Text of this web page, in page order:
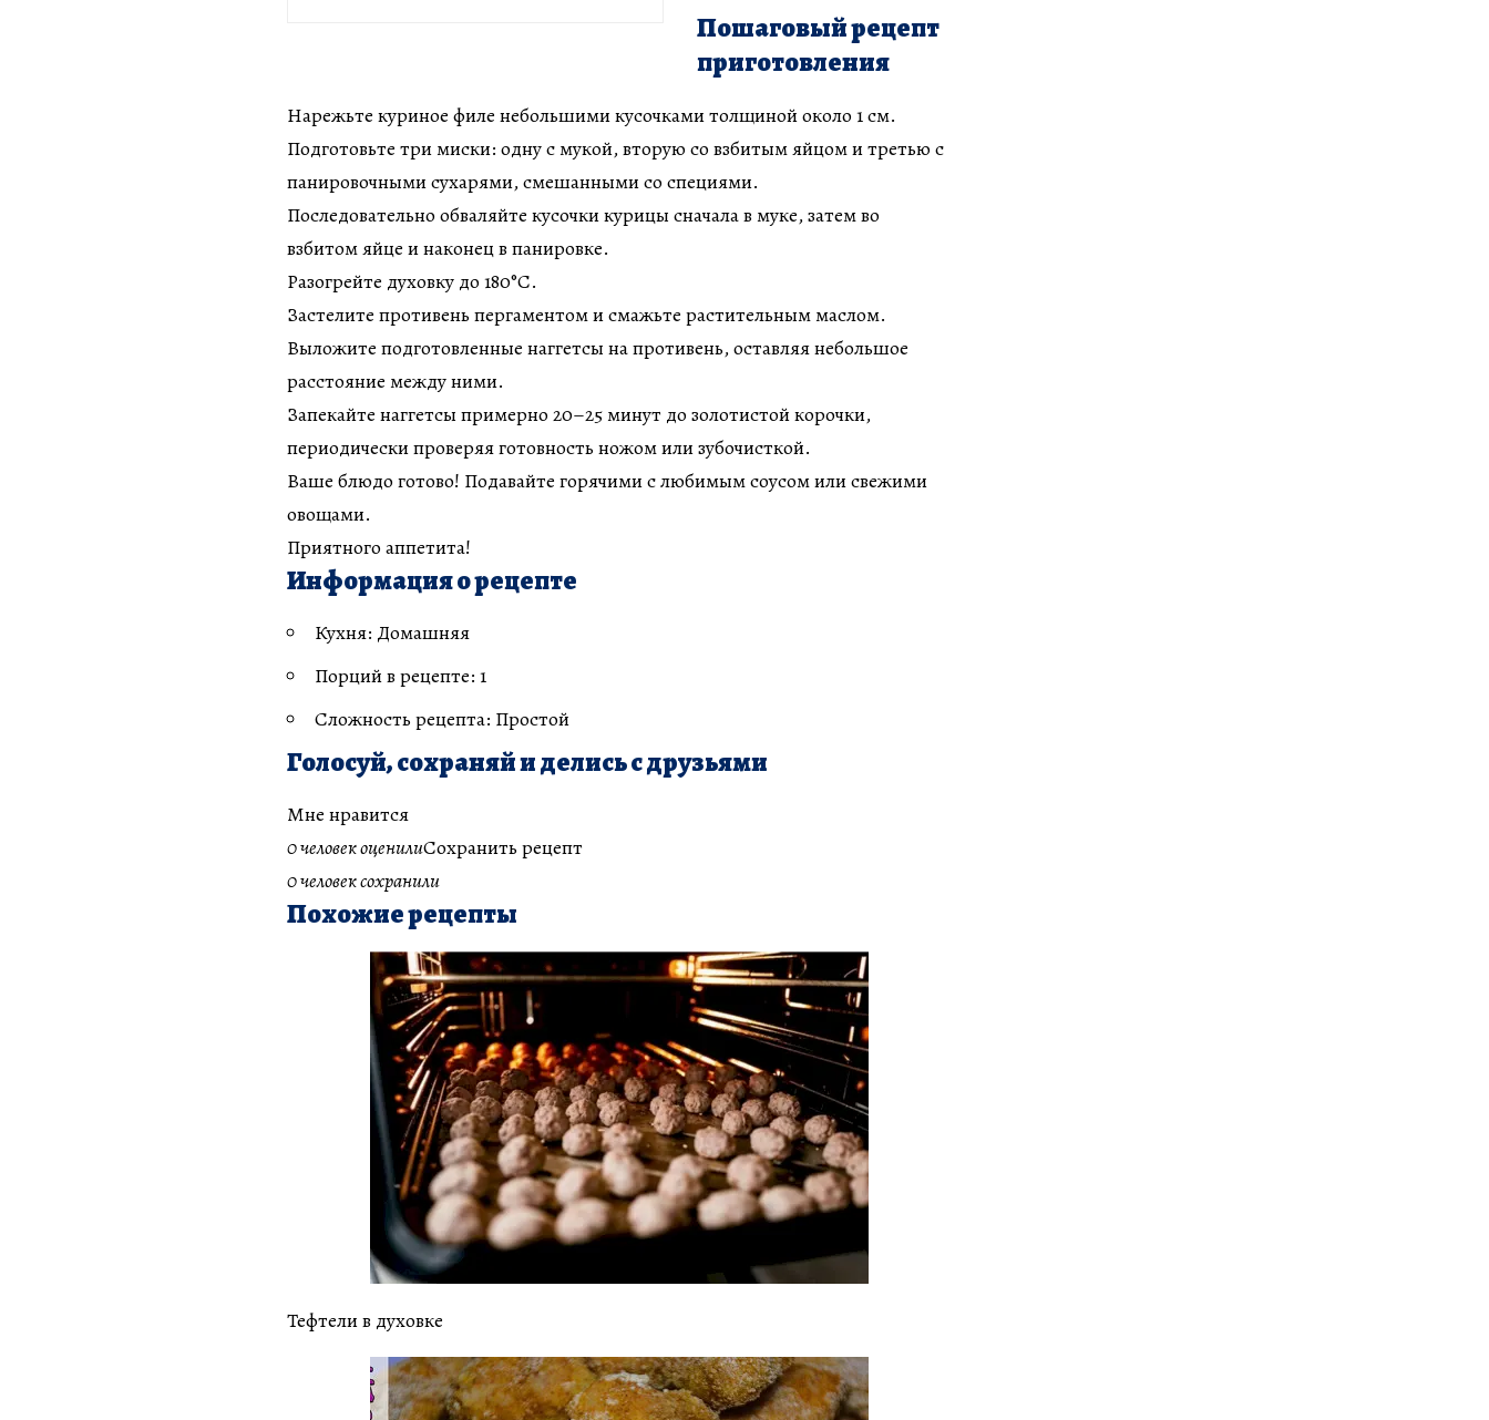
Пошаговый рецепт
приготовления
Нарежьте куриное филе небольшими кусочками толщиной около 1 см.
Подготовьте три миски: одну с мукой, вторую со взбитым яйцом и третью с
панировочными сухарями, смешанными со специями.
Последовательно обваляйте кусочки курицы сначала в муке, затем во
взбитом яйце и наконец в панировке.
Разогрейте духовку до 180°C.
Застелите противень пергаментом и смажьте растительным маслом.
Выложите подготовленные наггетсы на противень, оставляя небольшое
расстояние между ними.
Запекайте наггетсы примерно 20–25 минут до золотистой корочки,
периодически проверяя готовность ножом или зубочисткой.
Ваше блюдо готово! Подавайте горячими с любимым соусом или свежими
овощами.
Приятного аппетита!
Информация о рецепте
Кухня: Домашняя
Порций в рецепте: 1
Сложность рецепта: Простой
Голосуй, сохраняй и делись с друзьями
Мне нравится
0 человек оценилиСохранить рецепт
0 человек сохранили
Похожие рецепты
Тефтели в духовке